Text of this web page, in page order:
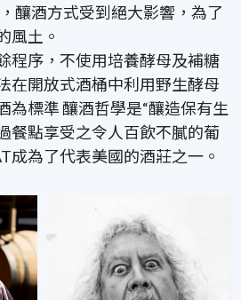
釀酒方式受到絕大影響，為了
風土。
程序，不使用培養酵母及補糖
在開放式酒桶中利用野生酵母
為標準 釀酒哲學是“釀造保有生
餐點享受之令人百飲不膩的葡
成為了代表美國的酒莊之一。